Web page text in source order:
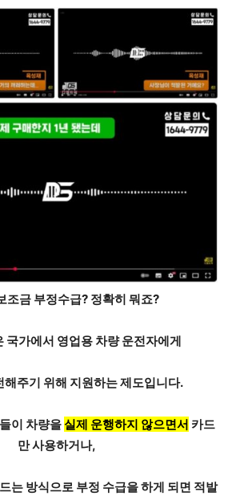
조금 부정수급?정확히 뭐죠?
국가에서 영업용 차량 운전자에게
해주기 위해 지원하는 제도입니다.
이 차량을실제 운행하지 않으면서 카드
만 사용하거나,
는 방식으로 부정 수급을 하게 되면 적발